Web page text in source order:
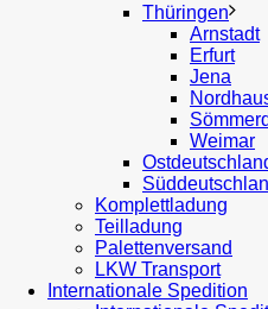
Thüringen
Arnstadt
Erfurt
Jena
Weimar
Komplettladung
Teilladung
Palettenversand
LKW Transport
Internationale Spedition